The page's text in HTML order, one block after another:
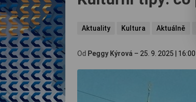
Aktuality Kultura Aktuálně
Od Peggy Kýrová – 25. 9. 2025 16:00